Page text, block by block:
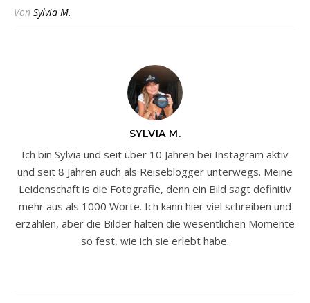
Von Sylvia M.
SYLVIA M.
Ich bin Sylvia und seit über 10 Jahren bei Instagram aktiv
und seit 8 Jahren auch als Reiseblogger unterwegs. Meine
Leidenschaft is die Fotografie, denn ein Bild sagt definitiv
mehr aus als 1000 Worte. Ich kann hier viel schreiben und
erzählen, aber die Bilder halten die wesentlichen Momente
so fest, wie ich sie erlebt habe.